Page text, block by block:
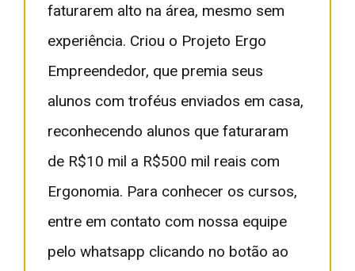
faturarem alto na área, mesmo sem
experiência. Criou o Projeto Ergo
Empreendedor, que premia seus
alunos com troféus enviados em casa,
reconhecendo alunos que faturaram
de R$10 mil a R$500 mil reais com
Ergonomia. Para conhecer os cursos,
entre em contato com nossa equipe
pelo whatsapp clicando no botão ao